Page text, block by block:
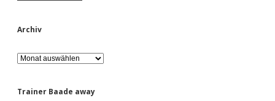
Archiv
A
r
h
Trainer Baade away